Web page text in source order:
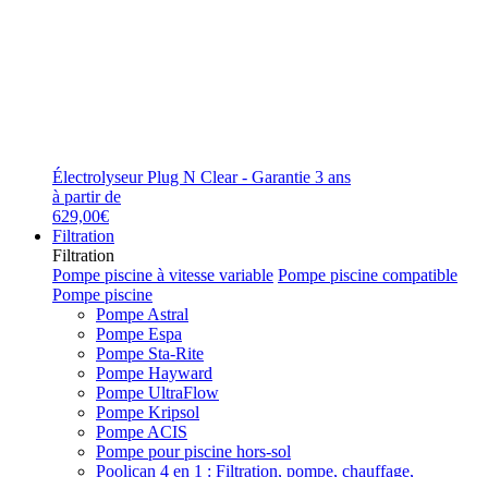
Électrolyseur Plug N Clear - Garantie 3 ans
à partir de
629,00€
Filtration
Filtration
Pompe piscine à vitesse variable Pompe piscine compatible
Pompe piscine
Pompe Astral
Pompe Espa
Pompe Sta-Rite
Pompe Hayward
Pompe UltraFlow
Pompe Kripsol
Pompe ACIS
Pompe pour piscine hors-sol
Poolican 4 en 1 : Filtration, pompe, chauffage,